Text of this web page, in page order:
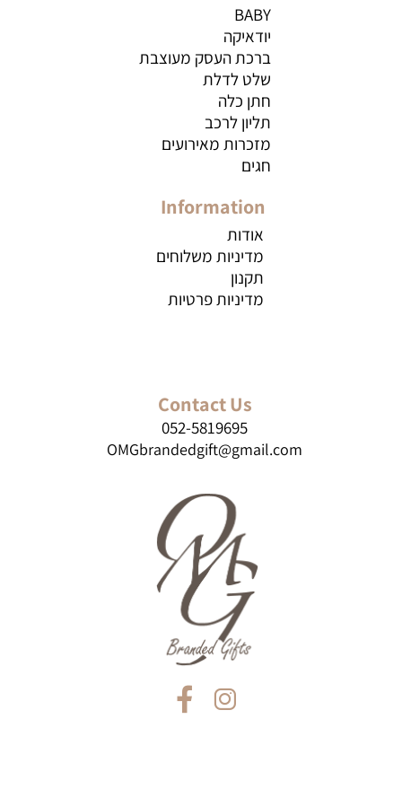
BABY
יודאיקה
ברכת העסק מעוצבת
שלט לדלת
חתן כלה
תליון לרכב
מזכרות מאירועים
חגים
Information
אודות
מדיניות משלוחים
תקנון
מדיניות פרטיות
Contact Us
052-5819695
OMGbrandedgift@gmail.com